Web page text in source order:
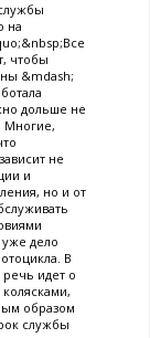
на
чтобы
&mdash;
дольше не
Многие,
не
и
но и от
уже дело
В
речь идет о
образом
службы